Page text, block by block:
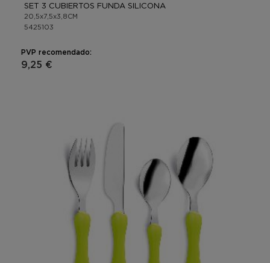
SET 3 CUBIERTOS FUNDA SILICONA
20,5x7,5x3,8CM
5425103
PVP recomendado:
9,25 €